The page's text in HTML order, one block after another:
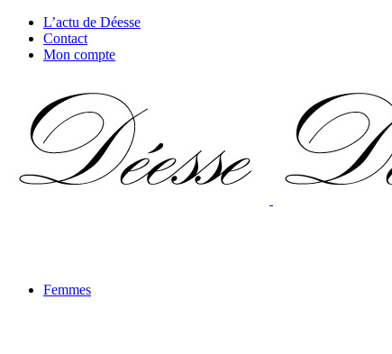
L’actu de Déesse
Contact
Mon compte
Femmes